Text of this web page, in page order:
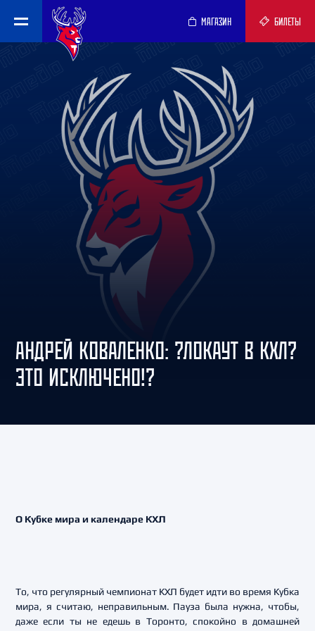
МАГАЗИН БИЛЕТЫ
АНДРЕЙ КОВАЛЕНКО: ?ЛОКАУТ В КХЛ?
ЭТО ИСКЛЮЧЕНО!?
О Кубке мира и календаре КХЛ
То, что регулярный чемпионат КХЛ будет идти во время Кубка
мира, я считаю, неправильным. Пауза была нужна, чтобы,
даже если ты не едешь в Торонто, спокойно в домашней